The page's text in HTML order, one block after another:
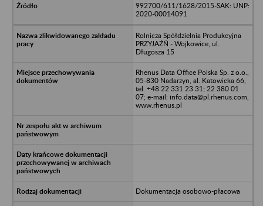
992700/611/1628/2015-SAK: UNP:
2020-00014091
Rolnicza Spółdzielnia Produkcyjna
PRZYJAŹŃ - Wojkowice, ul.
Długosza 15
Rhenus Data Office Polska Sp. z o.o.,
05-830 Nadarzyn, al. Katowicka 66,
tel. +48 22 331 23 31; 22 380 01
07; e-mail: info.data@pl.rhenus.com,
www.rhenus.pl
Dokumentacja osobowo-płacowa